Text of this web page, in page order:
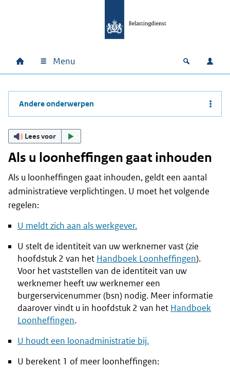
Hoofdnavigatie
Home Menu Open
Andere onderwerpen
Lees voor
Als u loonheffingen gaat inhouden
Als u loonheffingen gaat inhouden, geldt een aantal
administratieve verplichtingen. U moet het volgende
regelen:
U meldt zich aan als werkgever.
U stelt de identiteit van uw werknemer vast (zie
hoofdstuk 2 van het Handboek Loonheffingen).
Voor het vaststellen van de identiteit van uw
werknemer heeft uw werknemer een
burgerservicenummer (bsn) nodig. Meer informatie
daarover vindt u in hoofdstuk 2 van het Handboek
Loonheffingen.
U houdt een loonadministratie bij.
U berekent 1 of meer loonheffingen: